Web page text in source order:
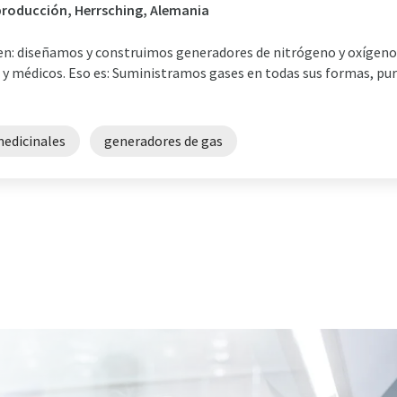
Herrsching, Alemania
diseñamos y construimos generadores de nitrógeno y
médicos. Eso es: Suministramos gases en todas sus formas,
generadores de gas